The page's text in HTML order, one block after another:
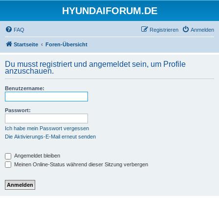
HYUNDAIFORUM.DE
FAQ Anmelden
Registrieren
Startseite Foren-Übersicht
Du musst registriert und angemeldet sein, um Profile
anzuschauen.
Benutzername:
Passwort:
Ich habe mein Passwort vergessen
Die Aktivierungs-E-Mail erneut senden
Angemeldet bleiben
Meinen Online-Status während dieser Sitzung verbergen